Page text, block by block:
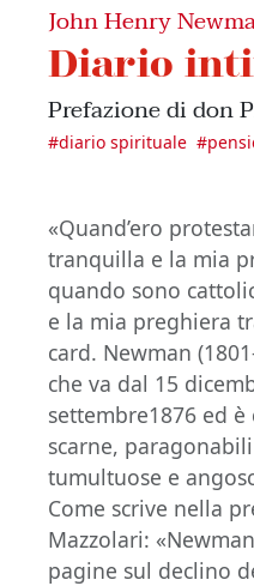
John Henry
Diario
Prefazione di don
#diario spirituale #
«Quand’ero
tranquilla e la mia
quando sono
e la mia preghiera
card. Newman
che va dal 15
settembre1876 ed
scarne,
tumultuose e
Come scrive nella
Mazzolari:
pagine sul declino